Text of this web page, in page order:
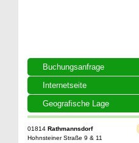
Buchungsanfrage
Internetseite
Geografische Lage
01814 Rathmannsdorf
Hohnsteiner Straße 9 & 11